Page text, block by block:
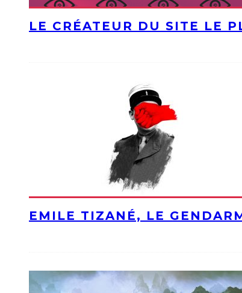
LE CRÉATEUR DU SITE LE
EMILE TIZANÉ, LE